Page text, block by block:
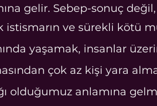
gelir. Sebep-sonuç değil,
istismarın ve sürekli kötü
yaşamak, insanlar
çok az kişi yara
olduğumuz anlamına